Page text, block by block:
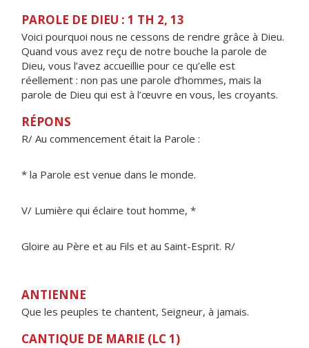
PAROLE DE DIEU : 1 TH 2, 13
Voici pourquoi nous ne cessons de rendre grâce à Dieu.
Quand vous avez reçu de notre bouche la parole de
Dieu, vous l’avez accueillie pour ce qu’elle est
réellement : non pas une parole d’hommes, mais la
parole de Dieu qui est à l’œuvre en vous, les croyants.
RÉPONS
R/ Au commencement était la Parole :
* la Parole est venue dans le monde.
V/ Lumière qui éclaire tout homme, *
Gloire au Père et au Fils et au Saint-Esprit. R/
ANTIENNE
Que les peuples te chantent, Seigneur, à jamais.
CANTIQUE DE MARIE (LC 1)